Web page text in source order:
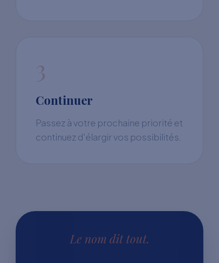
3
Continuer
Passez à votre prochaine priorité et
continuez d'élargir vos possibilités.
Le nom dit tout.